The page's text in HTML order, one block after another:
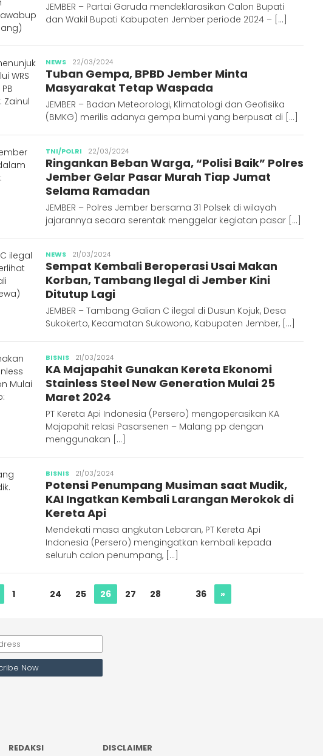
JEMBER – Partai Garuda mendeklarasikan Calon Bupati
dan Wakil Bupati Kabupaten Jember periode 2024 – […]
NEWSPublisher
22/03/2024
Tuban Gempa, BPBD Jember Minta
Masyarakat Tetap Waspada
JEMBER – Badan Meteorologi, Klimatologi dan Geofisika
(BMKG) merilis adanya gempa bumi yang berpusat di […]
TNI/POLRI Publisher
22/03/2024
Ringankan Beban Warga, “Polisi Baik” Polres
Jember Gelar Pasar Murah Tiap Jumat
Selama Ramadan
JEMBER – Polres Jember bersama 31 Polsek di wilayah
jajarannya secara serentak menggelar kegiatan pasar […]
NEWSPublisher
21/03/2024
Sempat Kembali Beroperasi Usai Makan
Korban, Tambang Ilegal di Jember Kini
Ditutup Lagi
JEMBER – Tambang Galian C ilegal di Dusun Kojuk, Desa
Sukokerto, Kecamatan Sukowono, Kabupaten Jember, […]
BISNISPublisher
21/03/2024
KA Majapahit Gunakan Kereta Ekonomi
Stainless Steel New Generation Mulai 25
Maret 2024
PT Kereta Api Indonesia (Persero) mengoperasikan KA
Majapahit relasi Pasarsenen – Malang pp dengan
menggunakan […]
BISNISPublisher
21/03/2024
Potensi Penumpang Musiman saat Mudik,
KAI Ingatkan Kembali Larangan Merokok di
Kereta Api
Mendekati masa angkutan Lebaran, PT Kereta Api
Indonesia (Persero) mengingatkan kembali kepada
seluruh calon penumpang, […]
1 24 25 26 27 28 36 »
REDAKSI DISCLAIMER